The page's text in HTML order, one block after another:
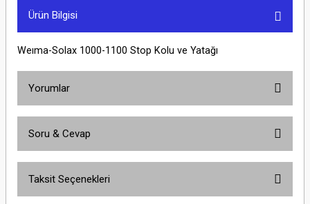
Ürün Bilgisi
Weıma-Solax 1000-1100 Stop Kolu ve Yatağı
Yorumlar
Soru & Cevap
Taksit Seçenekleri